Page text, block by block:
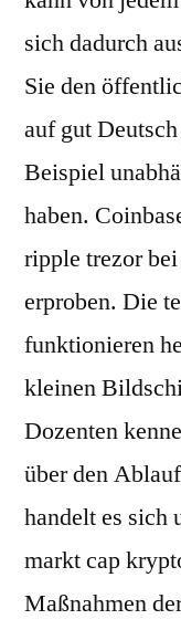
sich dadurch
Sie den
auf gut
Beispiel
haben.
ripple trezor
erproben. Die
funktionieren
kleinen
Dozenten
über den
handelt es sich
markt cap
Maßnahmen